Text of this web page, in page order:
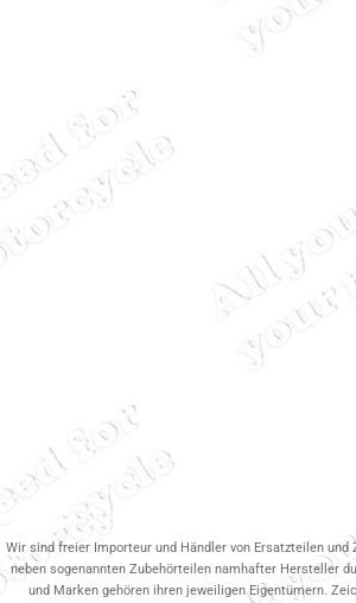
Wir sind freier Importeur und Händler von Ersatzteilen
neben sogenannten Zubehörteilen namhafter Hersteller
und Marken gehören ihren jeweiligen Eigentümern.